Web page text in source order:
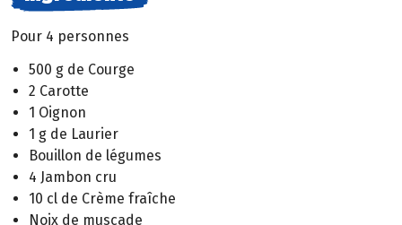
Pour 4 personnes
500 g de Courge
2 Carotte
1 Oignon
1 g de Laurier
Bouillon de légumes
4 Jambon cru
10 cl de Crème fraîche
Noix de muscade